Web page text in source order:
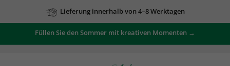
Lieferung innerhalb von 4–8 Werktagen
Zu unseren Angeboten
Füllen Sie den Sommer mit kreativen Momenten →